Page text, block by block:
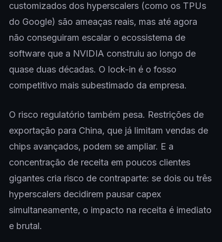
customizados dos hyperscalers (como os TPUs
do Google) são ameaças reais, mas até agora
não conseguiram escalar o ecossistema de
software que a NVIDIA construiu ao longo de
quase duas décadas. O lock-in é o fosso
competitivo mais subestimado da empresa.
O risco regulatório também pesa. Restrições de
exportação para China, que já limitam vendas de
chips avançados, podem se ampliar. E a
concentração de receita em poucos clientes
gigantes cria risco de contraparte: se dois ou três
hyperscalers decidirem pausar capex
simultaneamente, o impacto na receita é imediato
e brutal.